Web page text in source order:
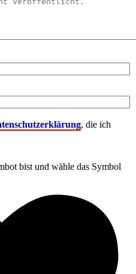
, die ich
bist und wähle das Symbol